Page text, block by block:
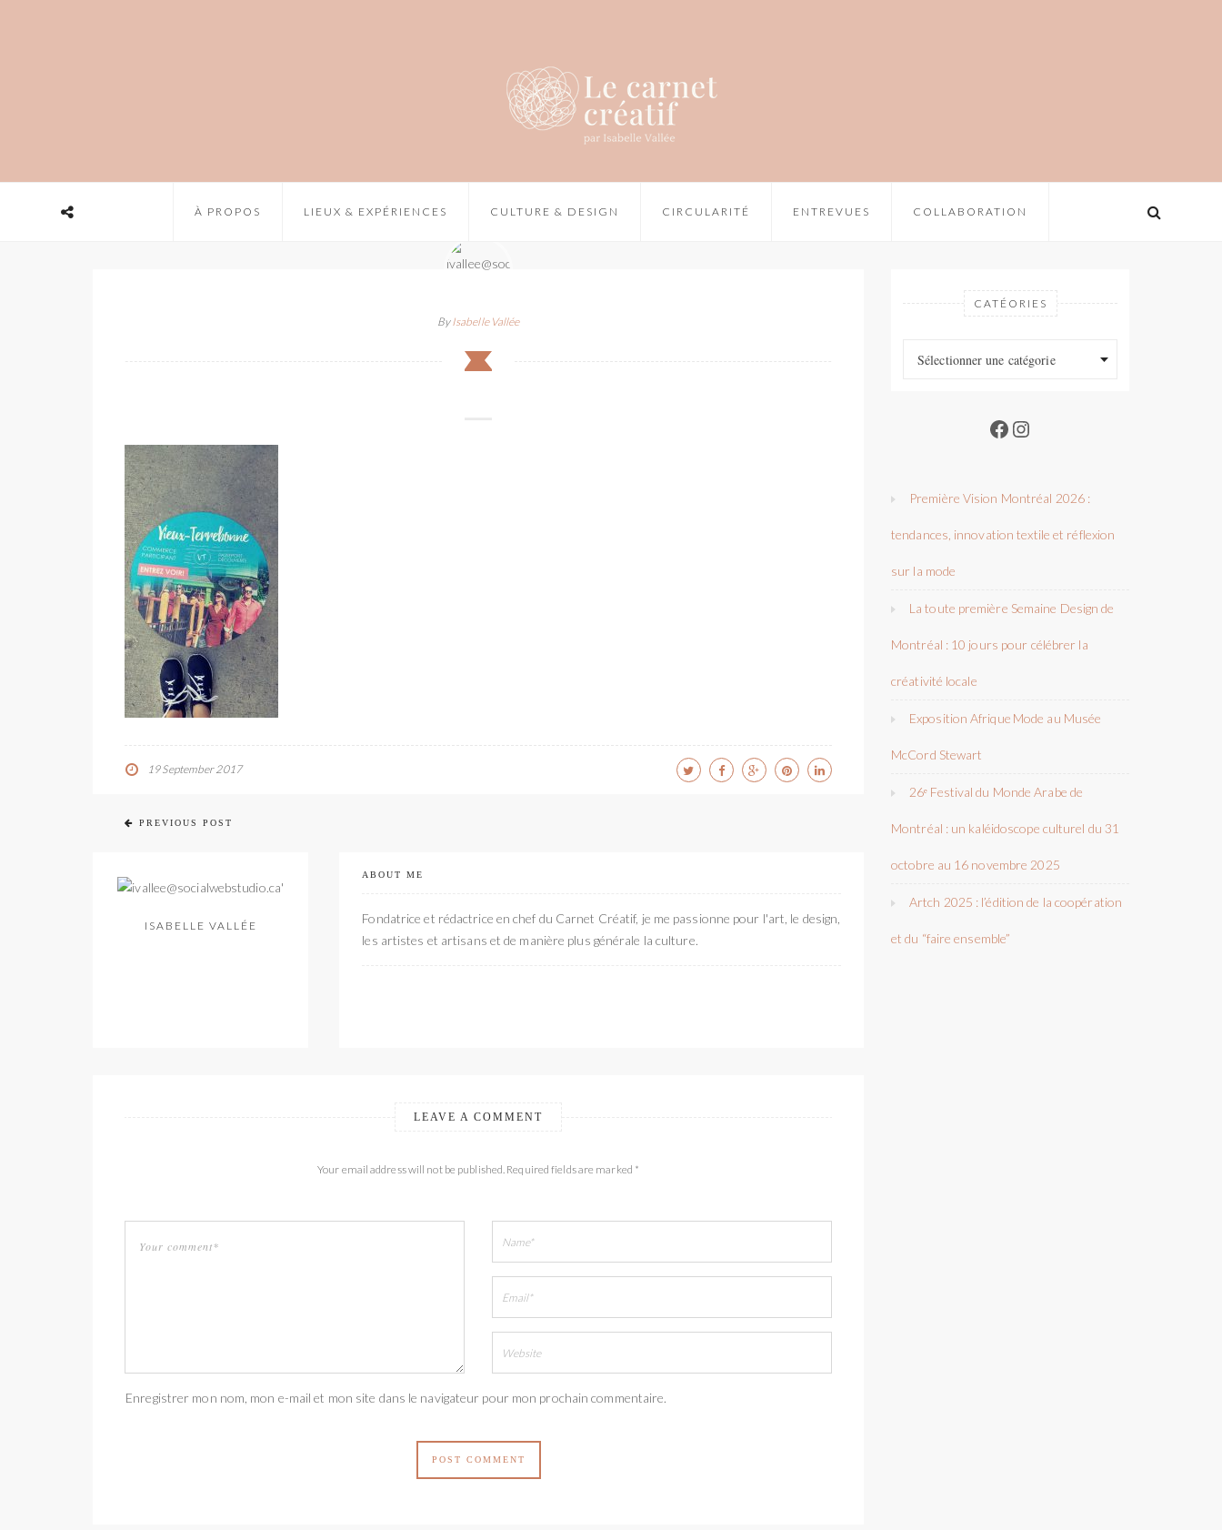
À PROPOS LIEUX & EXPÉRIENCES CULTURE & DESIGN CIRCULARITÉ ENTREVUES COLLABORATION
ByIsabelle Vallée
19 September 2017
PREVIOUS POST
ISABELLE VALLÉE
ABOUT ME
Fondatrice et rédactrice en chef du Carnet Créatif, je me passionne pour l'art, le design,
les artistes et artisans et de manière plus générale la culture.
LEAVE A COMMENT
Your email address will not be published. Required fields are marked *
Enregistrer mon nom, mon e-mail et mon site dans le navigateur pour mon prochain commentaire.
CATÉORIES
Sélectionner une catégorie
Facebook
Instagram
Première Vision Montréal 2026 :
tendances, innovation textile et réflexion
sur la mode
La toute première Semaine Design de
Montréal : 10 jours pour célébrer la
créativité locale
Exposition Afrique Mode au Musée
McCord Stewart
26ᵉ Festival du Monde Arabe de
Montréal : un kaléidoscope culturel du 31
octobre au 16 novembre 2025
Artch 2025 : l’édition de la coopération
et du “faire ensemble”